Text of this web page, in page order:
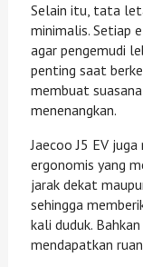
Selain itu, tata
minimalis. Setiap
agar pengemudi
penting saat
membuat
menenangkan.
Jaecoo J5 EV
ergonomis yang
jarak dekat
sehingga
kali duduk.
mendapatkan